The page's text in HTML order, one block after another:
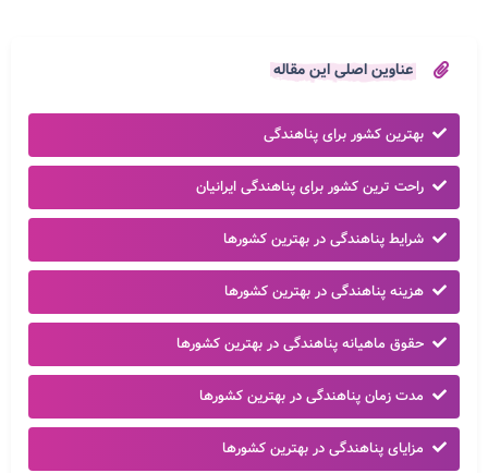
عناوین اصلی این مقاله
بهترین کشور برای پناهندگی
راحت ترین کشور برای پناهندگی ایرانیان
شرایط پناهندگی در بهترین کشورها
هزینه پناهندگی در بهترین کشورها
حقوق ماهیانه پناهندگی در بهترین کشورها
مدت زمان پناهندگی در بهترین کشورها
مزایای پناهندگی در بهترین کشورها